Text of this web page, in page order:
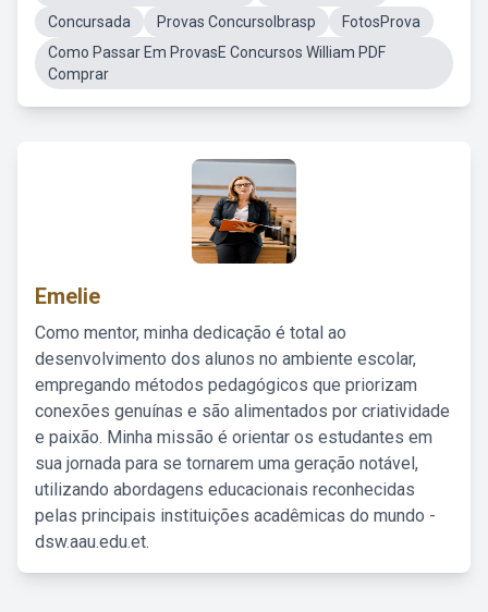
Concursada
Provas ConcursoIbrasp
FotosProva
Como Passar Em ProvasE Concursos William PDF
Comprar
Emelie
Como mentor, minha dedicação é total ao
desenvolvimento dos alunos no ambiente escolar,
empregando métodos pedagógicos que priorizam
conexões genuínas e são alimentados por criatividade
e paixão. Minha missão é orientar os estudantes em
sua jornada para se tornarem uma geração notável,
utilizando abordagens educacionais reconhecidas
pelas principais instituições acadêmicas do mundo -
dsw.aau.edu.et.